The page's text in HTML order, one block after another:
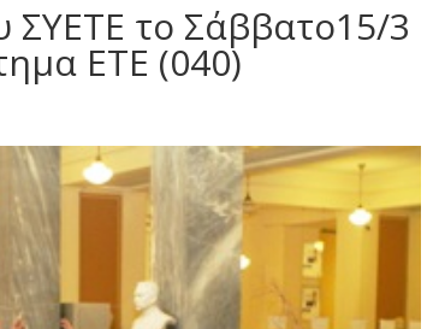
ΣΥΕΤΕ το Σάββατο15/3
ΕΤΕ (040)